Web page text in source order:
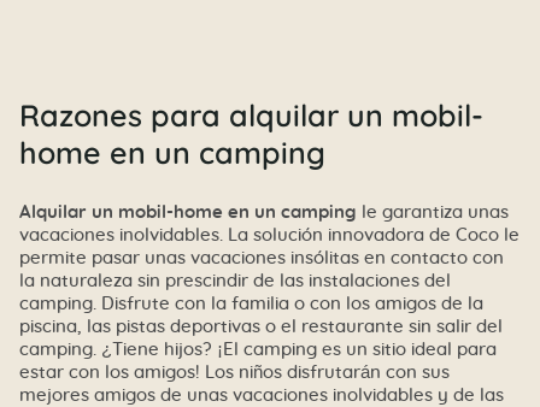
Razones para alquilar un mobil-
home en un camping
Alquilar un mobil-home en un camping le garantiza unas
vacaciones inolvidables. La solución innovadora de Coco le
permite pasar unas vacaciones insólitas en contacto con
la naturaleza sin prescindir de las instalaciones del
camping. Disfrute con la familia o con los amigos de la
piscina, las pistas deportivas o el restaurante sin salir del
camping. ¿Tiene hijos? ¡El camping es un sitio ideal para
estar con los amigos! Los niños disfrutarán con sus
mejores amigos de unas vacaciones inolvidables y de las